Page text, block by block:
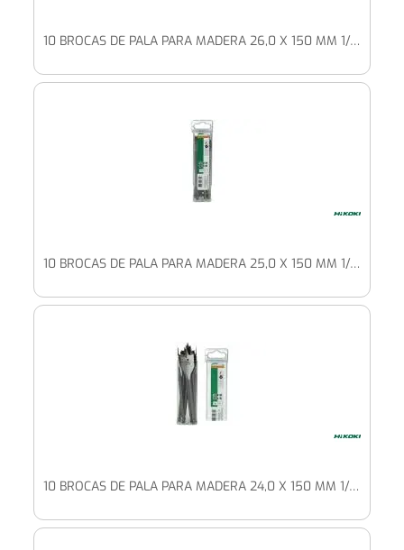
10 BROCAS DE PALA PARA MADERA 26,0 X 150 MM 1/4" HEXAGONAL
10 BROCAS DE PALA PARA MADERA 25,0 X 150 MM 1/4" HEXAGONAL
10 BROCAS DE PALA PARA MADERA 24,0 X 150 MM 1/4" HEXAGONAL